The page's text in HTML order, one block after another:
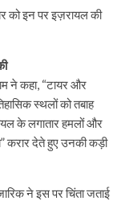
को इन पर इज़रायल की
ने कहा, “टायर और
स्थलों को तबाह
के लगातार हमलों और
करार देते हुए उनकी कड़ी
ने इस पर चिंता जताई